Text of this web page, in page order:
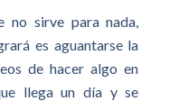
no sirve para nada,
es aguantarse la
de hacer algo en
llega un día y se